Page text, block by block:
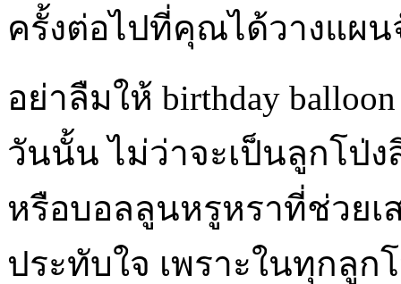
ครั้งต่อไปที่คุณได้วางแผน
อย่าลืมให้ birthday
วันนั้น ไม่ว่าจะเป็นลูกโป่
หรือบอลลูนหรูหราที่ช่วย
ประทับใจ เพราะในทุกลู